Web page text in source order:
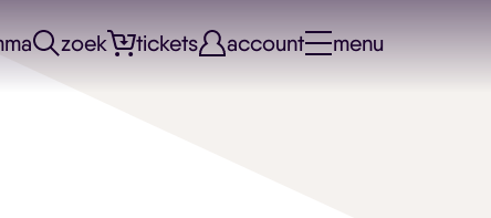
zoek tickets account menu